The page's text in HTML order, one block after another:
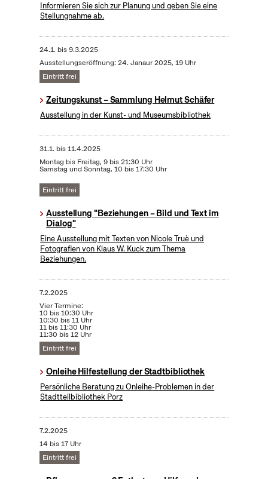
Informieren Sie sich zur Planung und geben Sie eine
Stellungnahme ab.
24.1. bis9.3.2025
Ausstellungseröffnung: 24. Janaur 2025, 19 Uhr
Eintritt frei
Zeitungskunst – Sammlung Helmut Schäfer
Ausstellung in der Kunst- und Museumsbibliothek
31.1. bis11.4.2025
Montag bis Freitag, 9 bis 21:30 Uhr
Samstag und Sonntag, 10 bis 17:30 Uhr
Eintritt frei
Ausstellung "Beziehungen – Bild und Text im
Dialog"
Eine Ausstellung mit Texten von Nicole Truè und
Fotografien von Klaus W. Kuck zum Thema
Beziehungen.
7.2.2025
Vier Termine:
10 bis 10:30 Uhr
10:30 bis 11 Uhr
11 bis 11:30 Uhr
11:30 bis 12 Uhr
Eintritt frei
Onleihe Hilfestellung der Stadtbibliothek
Persönliche Beratung zu Onleihe-Problemen in der
Stadtteilbibliothek Porz
7.2.2025
14 bis 17 Uhr
Eintritt frei